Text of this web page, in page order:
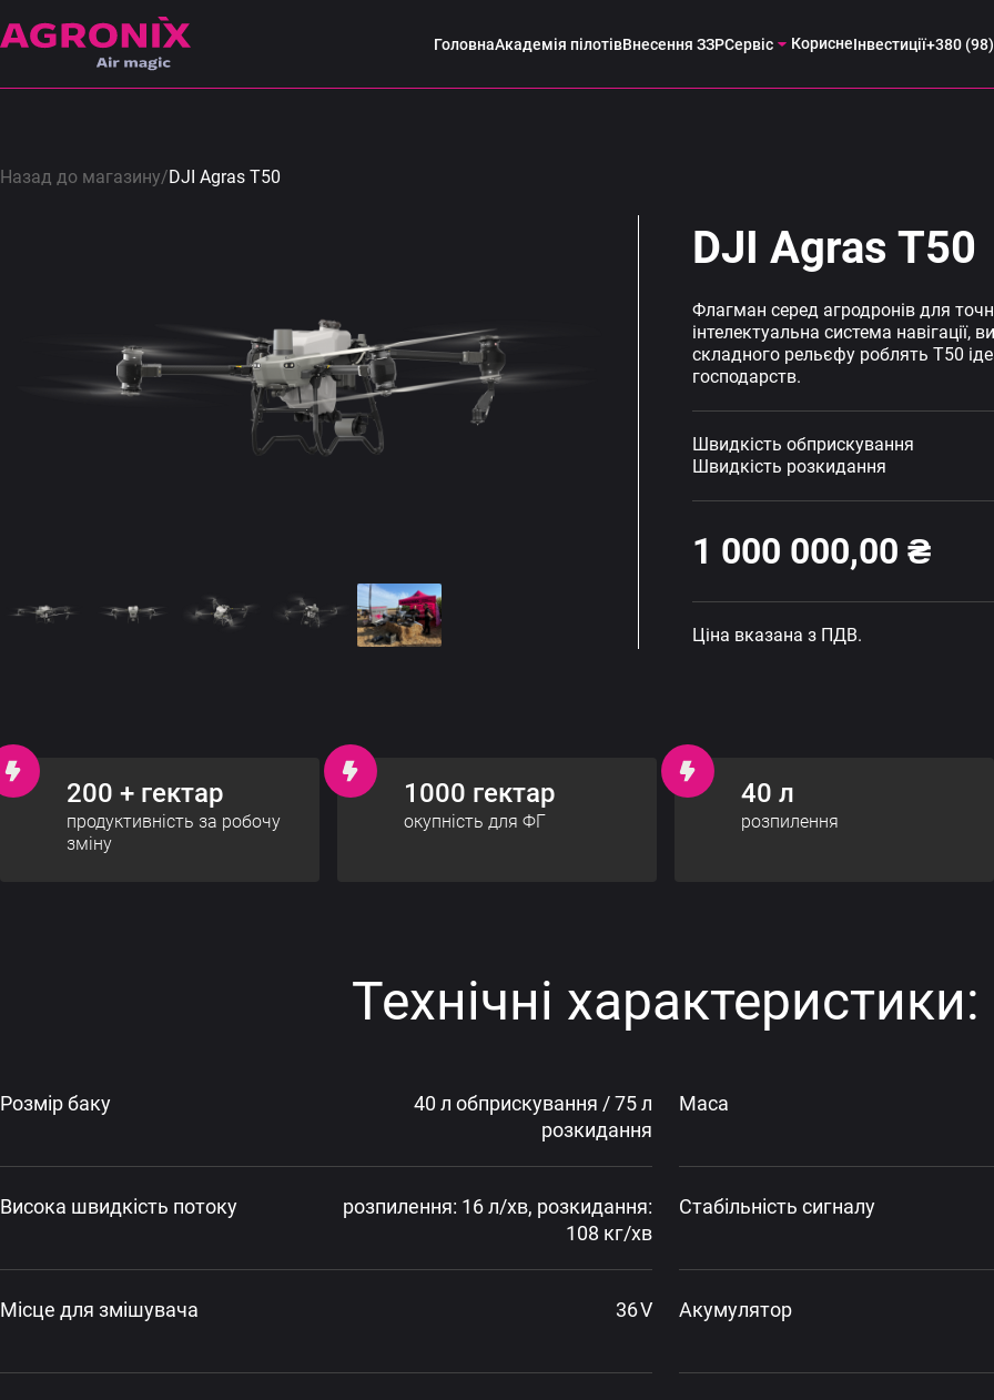
ГоловнаАкадемія пілотівВнесення ЗЗРСервіс КориснеІнвестиції+380
Назад до магазину/DJI Agras T50
DJI Agras T50
Флагман серед агродронів для
інтелектуальна система навігації,
складного рельєфу роблять T50
господарств.
Швидкість обприскування
Швидкість розкидання
1 000 000,00 ₴
Ціна вказана з ПДВ.
200 + гектар
продуктивність за робочу
зміну
1000 гектар
окупність для ФГ
40 л
розпилення
Технічні характеристики:
Розмір баку
40 л обприскування / 75 л
розкидання
Маса
Висока швидкість потоку
розпилення: 16 л/хв, розкидання:
108 кг/хв
Стабільність сигналу
Місце для змішувача 36 V Акумулятор